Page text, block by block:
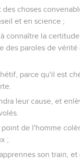
des choses
et en science ;
connaître la
des paroles de vérité
parce qu'il est
leur cause, et
de l'homme
;
son train, et